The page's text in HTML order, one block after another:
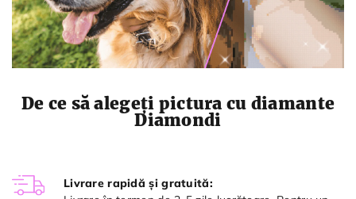
De ce să alegeți pictura cu diamante
Diamondi
Livrare rapidă și gratuită: